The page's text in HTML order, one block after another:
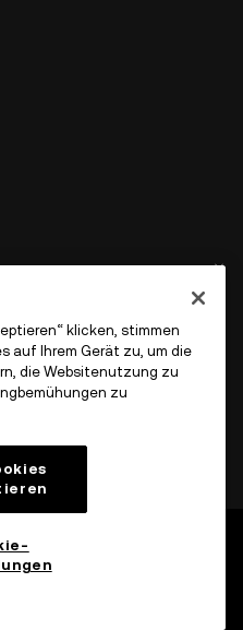
klicken, stimmen
auf Ihrem Gerät zu, um die
die Websitenutzung zu
zu